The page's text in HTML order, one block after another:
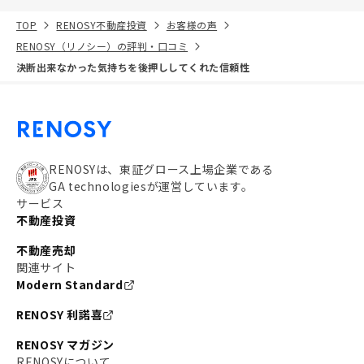
TOP RENOSY不動産投資
お客様の声
RENOSY（リノシー）の評判・口コミ
決断出来なかった気持ちを後押ししてくれた信頼性
RENOSYは、東証グロース上場企業である
GA technologiesが運営しています。
サービス
不動産投資
不動産売却
関連サイト
Modern Standard
RENOSY 利諾喜
RENOSY マガジン